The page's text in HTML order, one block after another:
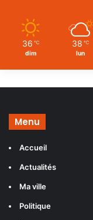
36 ℃
dim
38 ℃
lun
Menu
Accueil
Actualités
Ma ville
Politique